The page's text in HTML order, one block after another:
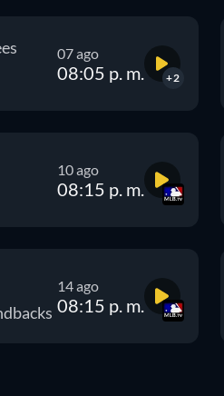
07 ago
08:05 p. m. +2
10 ago
08:15 p. m.
14 ago
08:15 p. m.